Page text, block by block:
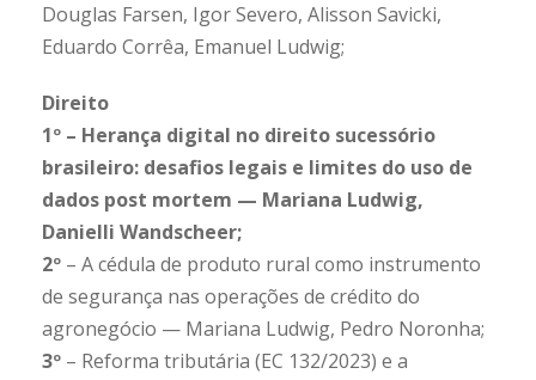
Douglas Farsen, Igor Severo, Alisson Savicki,
Eduardo Corrêa, Emanuel Ludwig;
Direito
1º – Herança digital no direito sucessório
brasileiro: desafios legais e limites do uso de
dados post mortem — Mariana Ludwig,
Danielli Wandscheer;
2º – A cédula de produto rural como instrumento
de segurança nas operações de crédito do
agronegócio — Mariana Ludwig, Pedro Noronha;
3º – Reforma tributária (EC 132/2023) e a